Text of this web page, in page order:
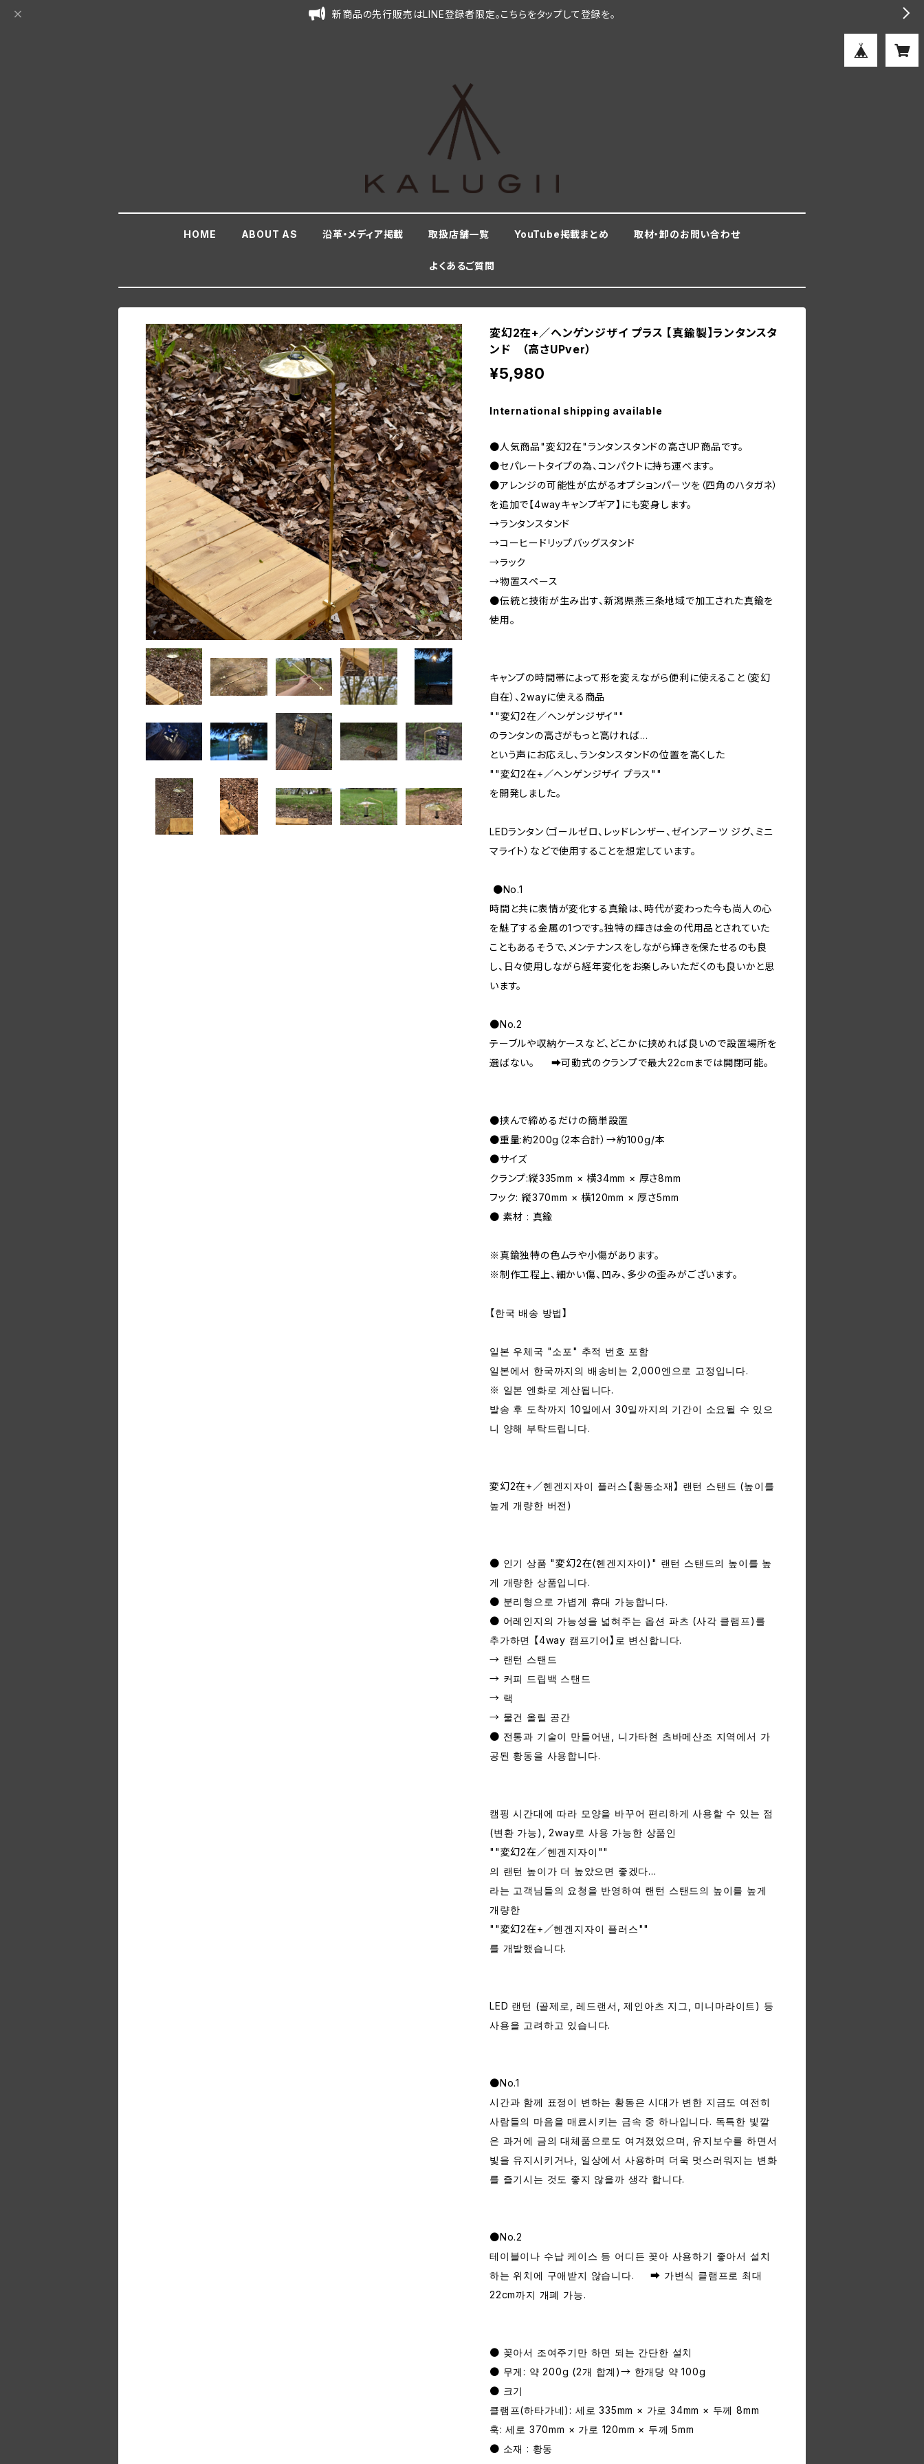
新商品の先行販売はLINE登録者限定。こちらをタップして登録を。
HOME ABOUT AS 沿革・メディア掲載 取扱店舗一覧 YouTube掲載まとめ 取材・卸のお問い合わせ
よくあるご質問
変幻2在+／ヘンゲンジザイ プラス 【真鍮製】ランタンスタ
ンド （高さUPver）
¥5,980
International shipping available
●人気商品"変幻2在"ランタンスタンドの高さUP商品です。
●セパレートタイプの為、コンパクトに持ち運べます。
●アレンジの可能性が広がるオプションパーツを（四角のハタガネ）
を追加で【4wayキャンプギア】にも変身します。
→ランタンスタンド
→コーヒードリップバッグスタンド
→ラック
→物置スペース
●伝統と技術が生み出す、新潟県燕三条地域で加工された真鍮を
使用。
キャンプの時間帯によって形を変えながら便利に使えること（変幻
自在）、2wayに使える商品
""変幻2在／ヘンゲンジザイ""
のランタンの高さがもっと高ければ…
という声にお応えし、ランタンスタンドの位置を高くした
""変幻2在+／ヘンゲンジザイ プラス""
を開発しました。
LEDランタン（ゴールゼロ、レッドレンザー、ゼインアーツ ジグ、ミニ
マライト）などで使用することを想定しています。
●No.1
時間と共に表情が変化する真鍮は、時代が変わった今も尚人の心
を魅了する金属の1つです。独特の輝きは金の代用品とされていた
こともあるそうで、メンテナンスをしながら輝きを保たせるのも良
し、日々使用しながら経年変化をお楽しみいただくのも良いかと思
います。
●No.2
テーブルや収納ケースなど、どこかに挟めれば良いので設置場所を
選ばない。 ➡︎可動式のクランプで最大22cmまでは開閉可能。
●挟んで締めるだけの簡単設置
●重量:約200g（2本合計）→約100g/本
●サイズ
クランプ:縦335mm × 横34mm × 厚さ8mm
フック: 縦370mm × 横120mm × 厚さ5mm
● 素材 : 真鍮
※真鍮独特の色ムラや小傷があります。
※制作工程上、細かい傷、凹み、多少の歪みがございます。
【한국 배송 방법】
일본 우체국 "소포" 추적 번호 포함
일본에서 한국까지의 배송비는 2,000엔으로 고정입니다.
※ 일본 엔화로 계산됩니다.
발송 후 도착까지 10일에서 30일까지의 기간이 소요될 수 있으
니 양해 부탁드립니다.
変幻2在+／헨겐지자이 플러스【황동소재】 랜턴 스탠드 (높이를
높게 개량한 버전)
● 인기 상품 "変幻2在(헨겐지자이)" 랜턴 스탠드의 높이를 높
게 개량한 상품입니다.
● 분리형으로 가볍게 휴대 가능합니다.
● 어레인지의 가능성을 넓혀주는 옵션 파츠 (사각 클램프)를
추가하면 【4way 캠프기어】로 변신합니다.
→ 랜턴 스탠드
→ 커피 드립백 스탠드
→ 랙
→ 물건 올릴 공간
● 전통과 기술이 만들어낸, 니가타현 츠바메산조 지역에서 가
공된 황동을 사용합니다.
캠핑 시간대에 따라 모양을 바꾸어 편리하게 사용할 수 있는 점
(변환 가능), 2way로 사용 가능한 상품인
""変幻2在／헨겐지자이""
의 랜턴 높이가 더 높았으면 좋겠다...
라는 고객님들의 요청을 반영하여 랜턴 스탠드의 높이를 높게
개량한
""変幻2在+／헨겐지자이 플러스""
를 개발했습니다.
LED 랜턴 (골제로, 레드랜서, 제인아츠 지그, 미니마라이트) 등
사용을 고려하고 있습니다.
●No.1
시간과 함께 표정이 변하는 황동은 시대가 변한 지금도 여전히
사람들의 마음을 매료시키는 금속 중 하나입니다. 독특한 빛깔
은 과거에 금의 대체품으로도 여겨졌었으며, 유지보수를 하면서
빛을 유지시키거나, 일상에서 사용하며 더욱 멋스러워지는 변화
를 즐기시는 것도 좋지 않을까 생각 합니다.
●No.2
테이블이나 수납 케이스 등 어디든 꽂아 사용하기 좋아서 설치
하는 위치에 구애받지 않습니다. ➡︎ 가변식 클램프로 최대
22cm까지 개폐 가능.
● 꽂아서 조여주기만 하면 되는 간단한 설치
● 무게: 약 200g (2개 합계)→ 한개당 약 100g
● 크기
클램프(하타가네): 세로 335mm × 가로 34mm × 두께 8mm
훅: 세로 370mm × 가로 120mm × 두께 5mm
● 소재 : 황동